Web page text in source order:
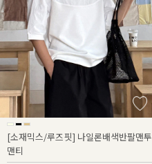
[소재믹스/루즈핏] 나일론배색반팔맨투
맨티